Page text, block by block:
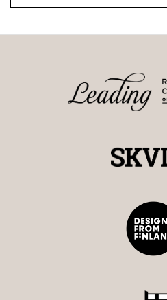
Maarit Ritari